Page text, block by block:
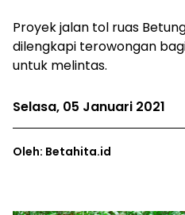
Proyek jalan tol ruas
dilengkapi terowongan
untuk melintas.
Selasa, 05 Januari 2021
Oleh: Betahita.id